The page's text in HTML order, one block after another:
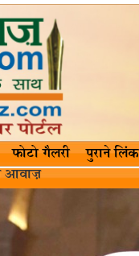
फोटो गैलरी पुराने लिंक
आवाज़